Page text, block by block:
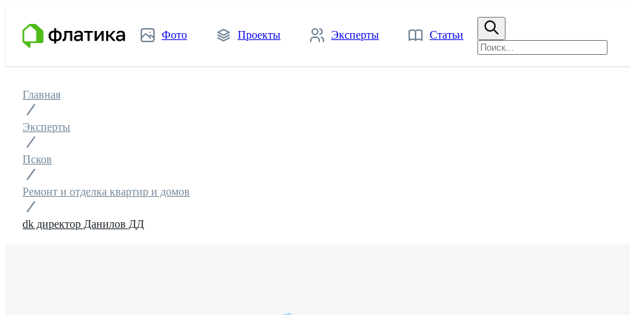
Фото Проекты Эксперты Статьи
Главная
Эксперты
Псков
Ремонт и отделка квартир и домов
dk директор Данилов ДД